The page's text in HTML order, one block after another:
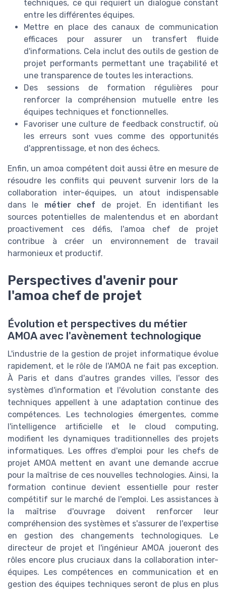
techniques, ce qui requiert un dialogue constant
entre les différentes équipes.
Mettre en place des canaux de communication
efficaces pour assurer un transfert fluide
d'informations. Cela inclut des outils de gestion de
projet performants permettant une traçabilité et
une transparence de toutes les interactions.
Des sessions de formation régulières pour
renforcer la compréhension mutuelle entre les
équipes techniques et fonctionnelles.
Favoriser une culture de feedback constructif, où
les erreurs sont vues comme des opportunités
d'apprentissage, et non des échecs.
Enfin, un amoa compétent doit aussi être en mesure de
résoudre les conflits qui peuvent survenir lors de la
collaboration inter-équipes, un atout indispensable
dans le métier chef de projet. En identifiant les
sources potentielles de malentendus et en abordant
proactivement ces défis, l'amoa chef de projet
contribue à créer un environnement de travail
harmonieux et productif.
Perspectives d'avenir pour
l'amoa chef de projet
Évolution et perspectives du métier
AMOA avec l'avènement technologique
L'industrie de la gestion de projet informatique évolue
rapidement, et le rôle de l'AMOA ne fait pas exception.
À Paris et dans d'autres grandes villes, l'essor des
systèmes d'information et l'évolution constante des
techniques appellent à une adaptation continue des
compétences. Les technologies émergentes, comme
l'intelligence artificielle et le cloud computing,
modifient les dynamiques traditionnelles des projets
informatiques. Les offres d'emploi pour les chefs de
projet AMOA mettent en avant une demande accrue
pour la maîtrise de ces nouvelles technologies. Ainsi, la
formation continue devient essentielle pour rester
compétitif sur le marché de l'emploi. Les assistances à
la maîtrise d'ouvrage doivent renforcer leur
compréhension des systèmes et s'assurer de l'expertise
en gestion des changements technologiques. Le
directeur de projet et l'ingénieur AMOA joueront des
rôles encore plus cruciaux dans la collaboration inter-
équipes. Les compétences en communication et en
gestion des équipes techniques seront de plus en plus